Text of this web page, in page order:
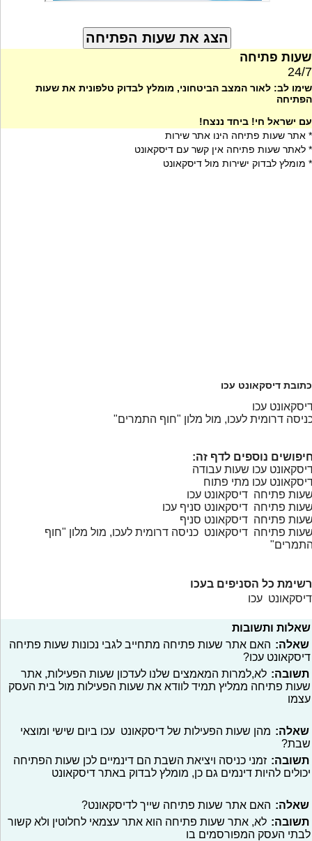
שעות פתיחה
24/7
שימו לב: לאור המצב הביטחוני, מומלץ לבדוק טלפונית את שעות
הפתיחה
עם ישראל חי! ביחד ננצח!
* אתר שעות פתיחה הינו אתר שירות
* לאתר שעות פתיחה אין קשר עם דיסקאונט
* מומלץ לבדוק ישירות מול דיסקאונט
כתובת דיסקאונט עכו
עכו
דרומית לעכו, מול מלון "חוף התמרים"
נוספים לדף זה:
עכו שעות עבודה
עכו מתי פתוח
פתיחה דיסקאונט עכו
פתיחה דיסקאונט סניף עכו
פתיחה דיסקאונט סניף
פתיחה דיסקאונט כניסה דרומית לעכו, מול מלון "חוף
רשימת כל הסניפים בעכו
דיסקאונט עכו
שאלות ותשובות
שאלה: האם אתר שעות פתיחה מתחייב לגבי נכונות שעות פתיחה
דיסקאונט עכו?
תשובה: לא,למרות המאמצים שלנו לעדכון שעות הפעילות, אתר
שעות פתיחה ממליץ תמיד לוודא את שעות הפעילות מול בית העסק
עצמו
שאלה: מהן שעות הפעילות של דיסקאונט עכו ביום שישי ומוצאי
שבת?
תשובה: זמני כניסה ויציאת השבת הם דינמיים לכן שעות הפתיחה
יכולים להיות דינמים גם כן, מומלץ לבדוק באתר דיסקאונט
שאלה: האם אתר שעות פתיחה שייך לדיסקאונט?
תשובה: לא, אתר שעות פתיחה הוא אתר עצמאי לחלוטין ולא קשור
לבתי העסק המפורסמים בו